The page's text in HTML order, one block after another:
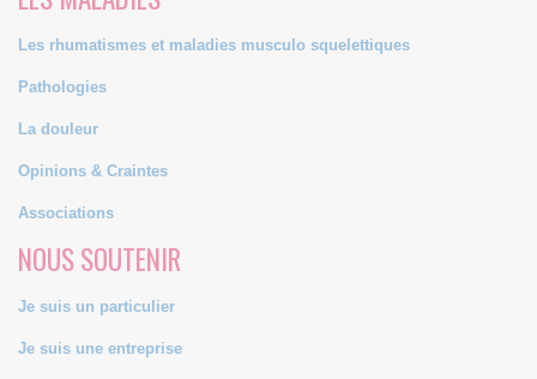
Les rhumatismes et maladies musculo squelettiques
Pathologies
La douleur
Opinions & Craintes
Associations
NOUS SOUTENIR
Je suis un particulier
Je suis une entreprise